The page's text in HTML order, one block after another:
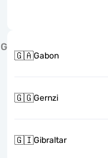
G
🇬🇦Gabon
🇬🇬Gernzi
🇬🇮Gibraltar